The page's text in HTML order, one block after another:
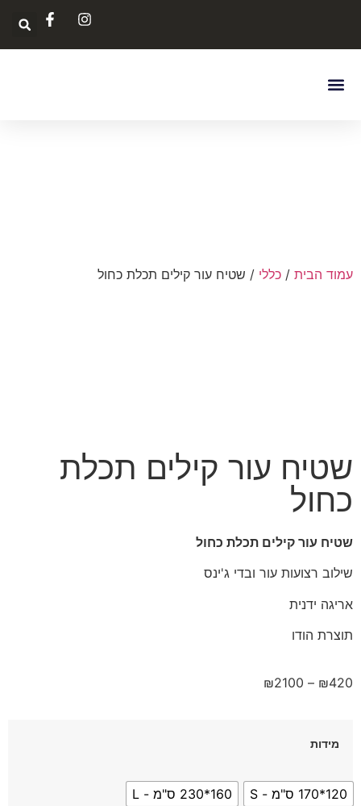
עמוד הבית / כללי / שטיח עור קילים תכלת כחול
שטיח עור קילים תכלת
כחול
שטיח עור קילים תכלת כחול
שילוב רצועות עור ובדי ג'ינס
אריגה ידנית
תוצרת הודו
₪420
–
₪2100
מידות
120*170 ס"מ - S
160*230 ס"מ - L